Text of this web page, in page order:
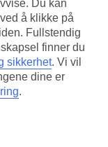
Du kan
å klikke på
Fullstendig
finner du
sikkerhet. Vi vil
dine er
.